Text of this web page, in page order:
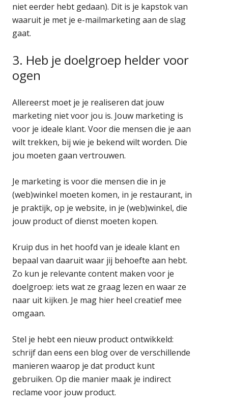
niet eerder hebt gedaan). Dit is je kapstok van
waaruit je met je e-mailmarketing aan de slag
gaat.
3. Heb je doelgroep helder voor
ogen
Allereerst moet je je realiseren dat jouw
marketing niet voor jou is. Jouw marketing is
voor je ideale klant. Voor die mensen die je aan
wilt trekken, bij wie je bekend wilt worden. Die
jou moeten gaan vertrouwen.
Je marketing is voor die mensen die in je
(web)winkel moeten komen, in je restaurant, in
je praktijk, op je website, in je (web)winkel, die
jouw product of dienst moeten kopen.
Kruip dus in het hoofd van je ideale klant en
bepaal van daaruit waar jij behoefte aan hebt.
Zo kun je relevante content maken voor je
doelgroep: iets wat ze graag lezen en waar ze
naar uit kijken. Je mag hier heel creatief mee
omgaan.
Stel je hebt een nieuw product ontwikkeld:
schrijf dan eens een blog over de verschillende
manieren waarop je dat product kunt
gebruiken. Op die manier maak je indirect
reclame voor jouw product.